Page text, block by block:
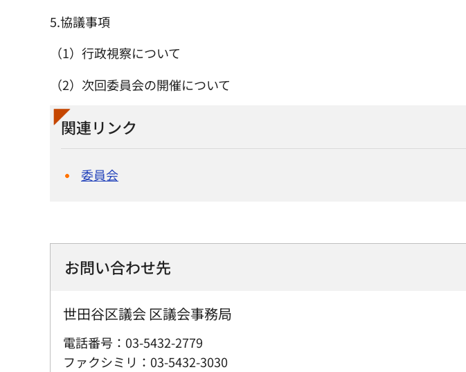
5.協議事項
（1）行政視察について
（2）次回委員会の開催について
関連リンク
委員会
お問い合わせ先
世田谷区議会 区議会事務局
電話番号：03-5432-2779
ファクシミリ：03-5432-3030